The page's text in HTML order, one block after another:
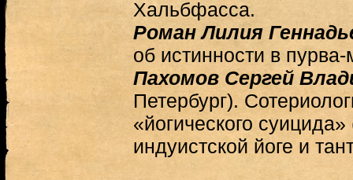
Хальбфасса.
Роман Лилия
об истинности в
Пахомов Сергей
Петербург).
«йогического
индуистской йоге и